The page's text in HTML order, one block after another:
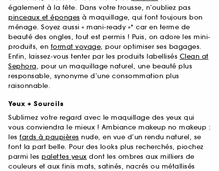
également à la fête. Dans votre trousse, n’oubliez pas
pinceaux et éponges à maquillage, qui font toujours bon
ménage. Soyez aussi « mani-ready »* car en terme de
beauté des ongles, tout est permis ! Puis, on adore les mini-
produits, en format voyage, pour optimiser ses bagages.
Enfin, laissez-vous tenter par les produits labellisés Clean at
Sephora, pour un maquillage naturel, une beauté plus
responsable, synonyme d’une consommation plus
raisonnable.
Yeux + Sourcils
Sublimez votre regard avec le maquillage des yeux qui
vous conviendra le mieux ! Ambiance makeup no makeup :
les fards à paupières nude, en vue d’un rendu naturel, se
font la part belle. Pour des looks plus recherchés, piochez
parmi les palettes yeux dont les ombres aux milliers de
couleurs et aux finis mats, satinés, nacrés ou métallisés